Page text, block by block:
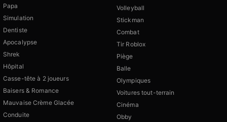
Papa
Simulation
Dentiste
Apocalypse
Shrek
Hôpital
Casse-tête à 2 joueurs
Baisers & Romance
Mauvaise Crème Glacée
Conduite
Volleyball
Stickman
Combat
Tir Roblox
Piège
Balle
Olympiques
Voitures tout-terrain
Cinéma
Obby